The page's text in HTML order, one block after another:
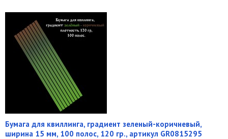
Бумага для квиллинга, градиент зеленый-коричневый,
ширина 15 мм, 100 полос, 120 гр., артикул GR0815295